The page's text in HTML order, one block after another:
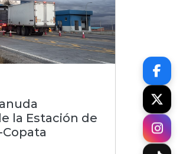
la Estación de